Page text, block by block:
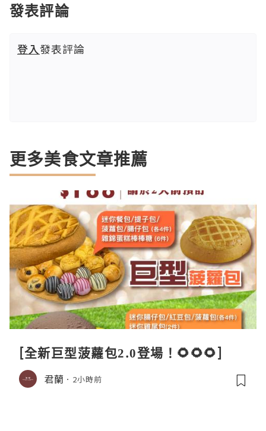
發表評論
登入發表評論
更多美食文章推薦
[全新巨型菠蘿包2.0登場！🌻🌻🌻]
君蘭 2小時前